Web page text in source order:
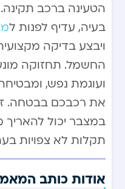
הטעינה ברכב
בעיה, עדיף לפנות ל
ויבצע בדיקה
החשמל. תחזוקה
ועוגמת נפש,
את רכבכם בבטחה.
במצבר יכול להאריך
תקלות לא צפויות
אודות כותב